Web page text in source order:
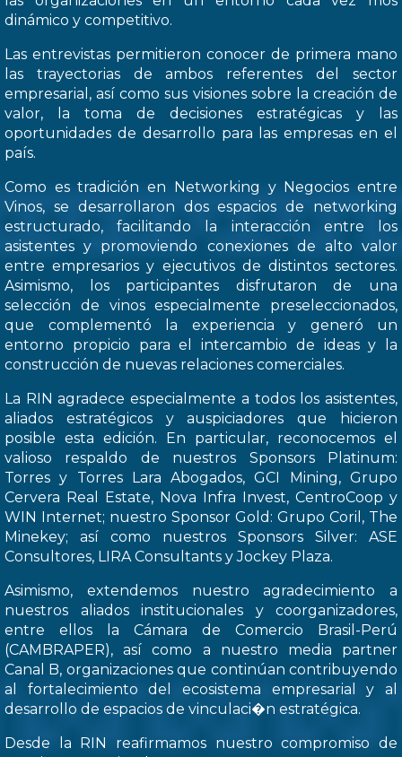
dinámico y competitivo.
Las entrevistas permitieron conocer de primera mano
las trayectorias de ambos referentes del sector
empresarial, así como sus visiones sobre la creación de
valor, la toma de decisiones estratégicas y las
oportunidades de desarrollo para las empresas en el
país.
Como es tradición en Networking y Negocios entre
Vinos, se desarrollaron dos espacios de networking
estructurado, facilitando la interacción entre los
asistentes y promoviendo conexiones de alto valor
entre empresarios y ejecutivos de distintos sectores.
Asimismo, los participantes disfrutaron de una
selección de vinos especialmente preseleccionados,
que complementó la experiencia y generó un
entorno propicio para el intercambio de ideas y la
construcción de nuevas relaciones comerciales.
La RIN agradece especialmente a todos los asistentes,
aliados estratégicos y auspiciadores que hicieron
posible esta edición. En particular, reconocemos el
valioso respaldo de nuestros Sponsors Platinum:
Torres y Torres Lara Abogados, GCI Mining, Grupo
Cervera Real Estate, Nova Infra Invest, CentroCoop y
WIN Internet; nuestro Sponsor Gold: Grupo Coril, The
Minekey; así como nuestros Sponsors Silver: ASE
Consultores, LIRA Consultants y Jockey Plaza.
Asimismo, extendemos nuestro agradecimiento a
nuestros aliados institucionales y coorganizadores,
entre ellos la Cámara de Comercio Brasil-Perú
(CAMBRAPER), así como a nuestro media partner
Canal B, organizaciones que continúan contribuyendo
al fortalecimiento del ecosistema empresarial y al
desarrollo de espacios de vinculaci�n estratégica.
Desde la RIN reafirmamos nuestro compromiso de